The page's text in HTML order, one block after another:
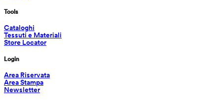
Tools
Cataloghi
Tessuti e Materiali
Store Locator
Login
Area Riservata
Area Stampa
Newsletter